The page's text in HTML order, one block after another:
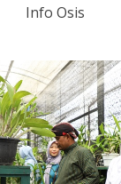
Info Osis